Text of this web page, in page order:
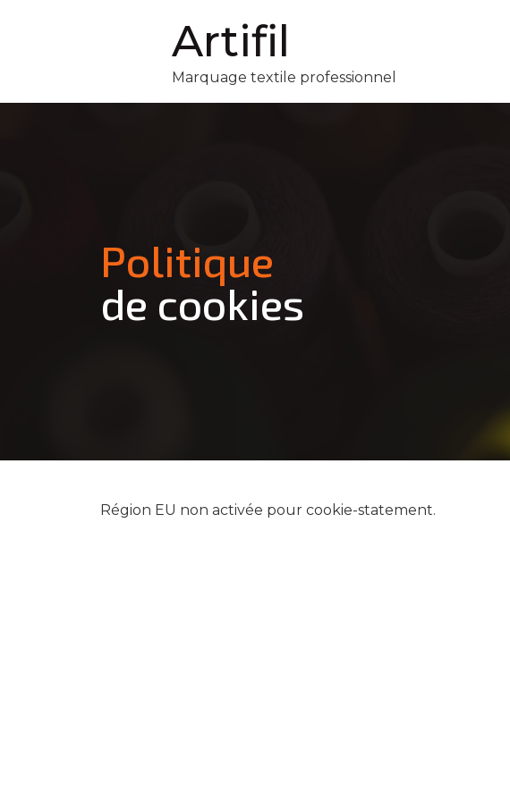
Artifil
Marquage textile professionnel
Politique
de cookies
Région EU non activée pour cookie-statement.